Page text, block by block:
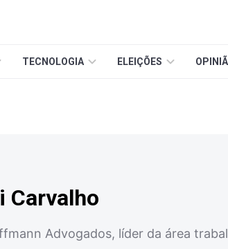
TECNOLOGIA ELEIÇÕES
Carvalho
Advogados, líder da área